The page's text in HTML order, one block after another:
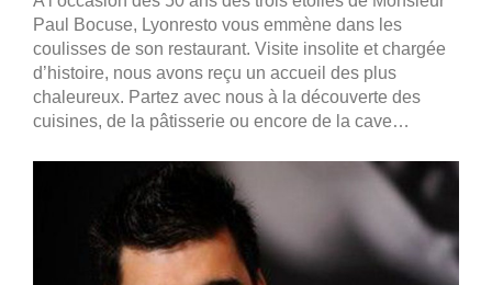
Paul Bocuse, Lyonresto vous emmène dans les
coulisses de son restaurant. Visite insolite et chargée
d’histoire, nous avons reçu un accueil des plus
chaleureux. Partez avec nous à la découverte des
cuisines, de la pâtisserie ou encore de la cave…